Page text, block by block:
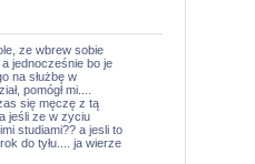
ze wbrew sobie
jednocześnie bo je
na służbę w
pomógł mi....
się męczę z tą
jeśli ze w zyciu
studiami?? a jesli to
do tyłu.... ja wierze